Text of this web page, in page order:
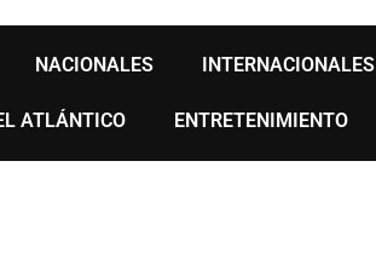
NACIONALES INTERNACIONALES
ATLÁNTICO ENTRETENIMIENTO